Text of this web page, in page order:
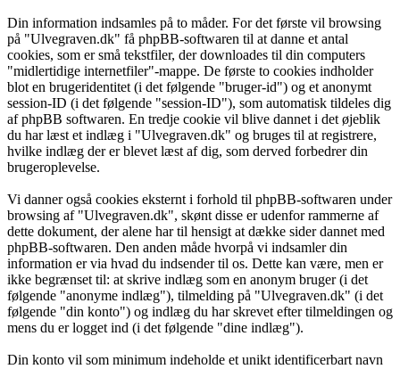
Din information indsamles på to måder. For det første vil browsing
på "Ulvegraven.dk" få phpBB-softwaren til at danne et antal
cookies, som er små tekstfiler, der downloades til din computers
"midlertidige internetfiler"-mappe. De første to cookies indholder
blot en brugeridentitet (i det følgende "bruger-id") og et anonymt
session-ID (i det følgende "session-ID"), som automatisk tildeles dig
af phpBB softwaren. En tredje cookie vil blive dannet i det øjeblik
du har læst et indlæg i "Ulvegraven.dk" og bruges til at registrere,
hvilke indlæg der er blevet læst af dig, som derved forbedrer din
brugeroplevelse.
Vi danner også cookies eksternt i forhold til phpBB-softwaren under
browsing af "Ulvegraven.dk", skønt disse er udenfor rammerne af
dette dokument, der alene har til hensigt at dække sider dannet med
phpBB-softwaren. Den anden måde hvorpå vi indsamler din
information er via hvad du indsender til os. Dette kan være, men er
ikke begrænset til: at skrive indlæg som en anonym bruger (i det
følgende "anonyme indlæg"), tilmelding på "Ulvegraven.dk" (i det
følgende "din konto") og indlæg du har skrevet efter tilmeldingen og
mens du er logget ind (i det følgende "dine indlæg").
Din konto vil som minimum indeholde et unikt identificerbart navn